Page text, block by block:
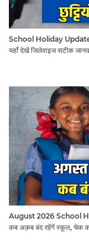
School Holiday Update :
यहाँ देखें जिलेवाइज सटीक
August 2026 School
कब अक़ब बंद रहेंगें स्कूल, चेक